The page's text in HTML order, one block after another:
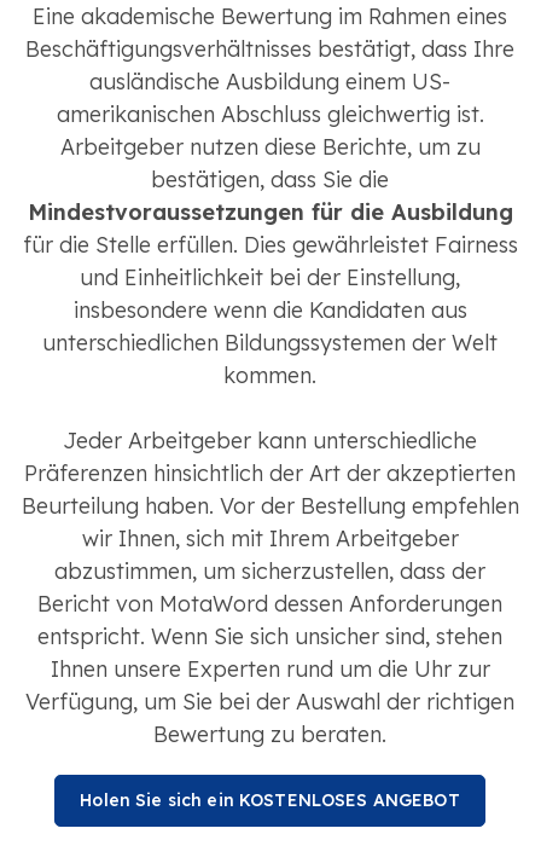
Eine akademische Bewertung im Rahmen eines
Beschäftigungsverhältnisses bestätigt, dass Ihre
ausländische Ausbildung einem US-
amerikanischen Abschluss gleichwertig ist.
Arbeitgeber nutzen diese Berichte, um zu
bestätigen, dass Sie die
Mindestvoraussetzungen für die Ausbildung
für die Stelle erfüllen. Dies gewährleistet Fairness
und Einheitlichkeit bei der Einstellung,
insbesondere wenn die Kandidaten aus
unterschiedlichen Bildungssystemen der Welt
kommen.
Jeder Arbeitgeber kann unterschiedliche
Präferenzen hinsichtlich der Art der akzeptierten
Beurteilung haben. Vor der Bestellung empfehlen
wir Ihnen, sich mit Ihrem Arbeitgeber
abzustimmen, um sicherzustellen, dass der
Bericht von MotaWord dessen Anforderungen
entspricht. Wenn Sie sich unsicher sind, stehen
Ihnen unsere Experten rund um die Uhr zur
Verfügung, um Sie bei der Auswahl der richtigen
Bewertung zu beraten.
Holen Sie sich ein KOSTENLOSES ANGEBOT